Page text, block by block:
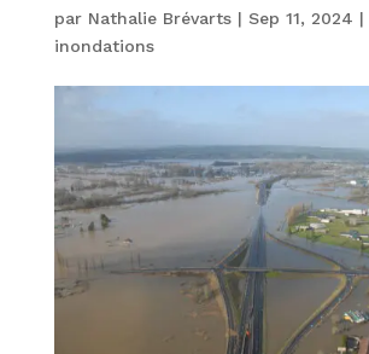
par Nathalie Brévarts| Sep 11, 2024 |
inondations